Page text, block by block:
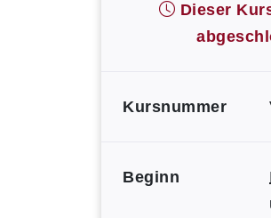
Dieser
Kursnummer
Beginn